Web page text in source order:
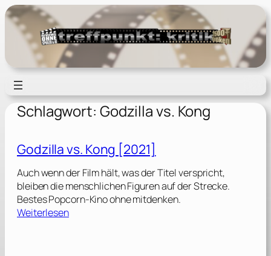
Zum
Inhalt
springen
Schlagwort: Godzilla vs. Kong
Godzilla vs. Kong [2021]
Auch wenn der Film hält, was der Titel verspricht,
bleiben die menschlichen Figuren auf der Strecke.
Bestes Popcorn-Kino ohne mitdenken.
Weiterlesen: